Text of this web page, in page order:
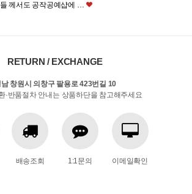
께서도 공작공예샵에 …
RETURN / EXCHANGE
남 창원시 의창구 팔용로 423번길 10
·반품절차 안내는 상품하단을 참고해주세요
배송조회 1:1문의 이메일확인